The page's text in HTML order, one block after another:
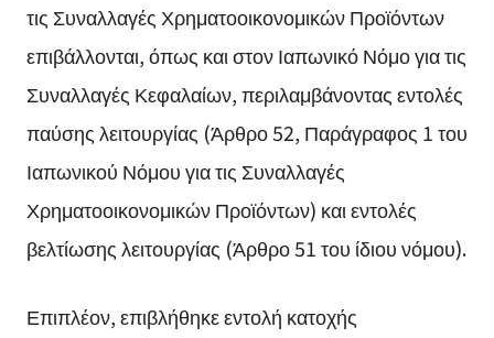
τις Συναλλαγές Χρηματοοικονομικών Προϊόντων
επιβάλλονται, όπως και στον Ιαπωνικό Νόμο για τις
Συναλλαγές Κεφαλαίων, περιλαμβάνοντας εντολές
παύσης λειτουργίας (Άρθρο 52, Παράγραφος 1 του
Ιαπωνικού Νόμου για τις Συναλλαγές
Χρηματοοικονομικών Προϊόντων) και εντολές
βελτίωσης λειτουργίας (Άρθρο 51 του ίδιου νόμου).
Επιπλέον, επιβλήθηκε εντολή κατοχής